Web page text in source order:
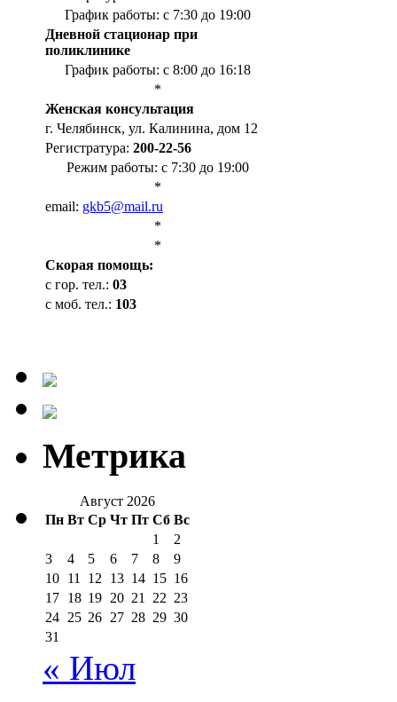
График работы: с 7:30 до 19:00
Дневной стационар при
поликлинике
График работы: с 8:00 до 16:18
*
Женская консультация
г. Челябинск, ул. Калинина, дом 12
Регистратура: 200-22-56
Режим работы: с 7:30 до 19:00
*
email: gkb5@mail.ru
*
*
Cкорая помощь:
с гор. тел.: 03
с моб. тел.: 103
Метрика
Август 2026
Пн Вт Ср Чт Пт Сб Вс
1
2
3
4 5 6 7 8
9
10 11 12 13 14 15 16
17 18 19 20 21 22 23
24 25 26 27 28 29 30
31
« Июл